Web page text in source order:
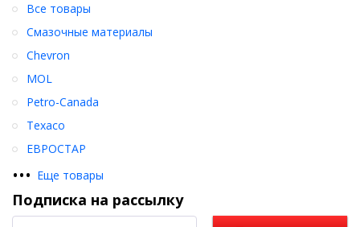
••• Еще товары
Все товары
Смазочные материалы
Chevron
MOL
Petro-Canada
Texaco
ЕВРОСТАР
Подписка на рассылку